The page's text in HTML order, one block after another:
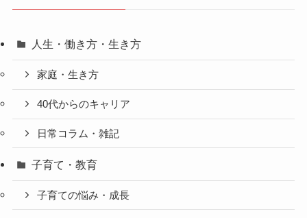
人生・働き方・生き方
家庭・生き方
40代からのキャリア
日常コラム・雑記
子育て・教育
子育ての悩み・成長